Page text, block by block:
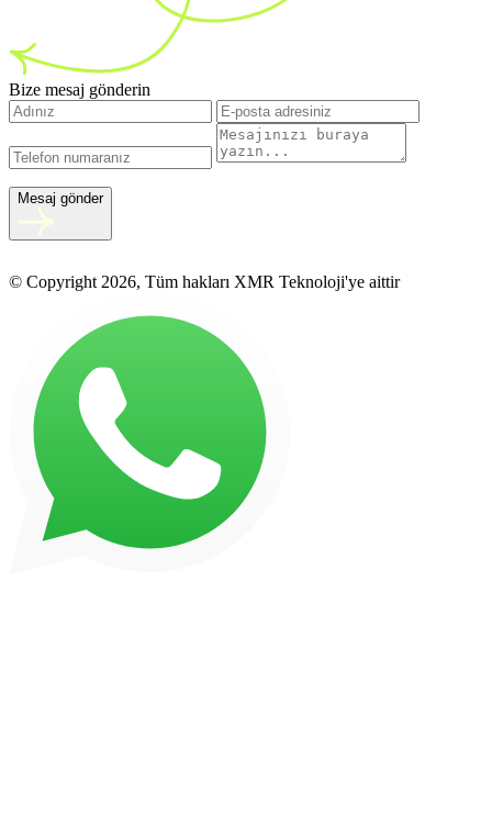
Bize mesaj gönderin
Mesaj gönder
© Copyright 2026, Tüm hakları XMR Teknoloji'ye aittir